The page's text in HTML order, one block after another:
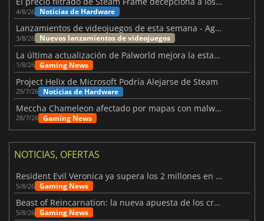
4/8/26 Noticias de Hardware
Lanzamientos de videojuegos de esta semana - Agosto de 2026 (semana 32)
3/8/26 Nuevos lanzamientos de videojuegos
La última actualización de Palworld mejora la estabilidad
1/8/26 Gaming News
Project Helix de Microsoft Podría Alejarse de Steam
29/7/26 Noticias de Hardware
Meccha Chameleon afectado por mapas con malware y Discord
28/7/26 Gaming News
NOTICIAS, OFERTAS
Resident Evil Veronica ya supera los 2 millones en listas de deseados
5/8/26 Gaming News
Beast of Reincarnation: la nueva apuesta de los creadores de Pokémon
5/8/26 Gaming News